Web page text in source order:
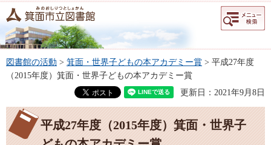
メニュー
検索
図書館の活動 > 箕面・世界子どもの本アカデミー賞 > 平成27年度
（2015年度）箕面・世界子どもの本アカデミー賞
更新日：2021年9月8日
平成27年度（2015年度）箕面・世界子